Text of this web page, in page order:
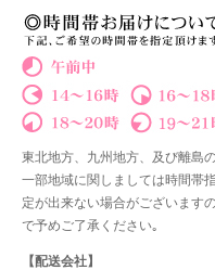
東北地方、九州地方、及び離島
一部地域に関しましては時間帯
定が出来ない場合がございます
で予めご了承ください｡
【配送会社】